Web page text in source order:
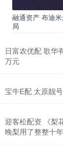
融通资产 布迪
局
日富农优配 歌华
万元
宝牛E配 太原靓
迎客松配资 《梨
晚梨用了整整十